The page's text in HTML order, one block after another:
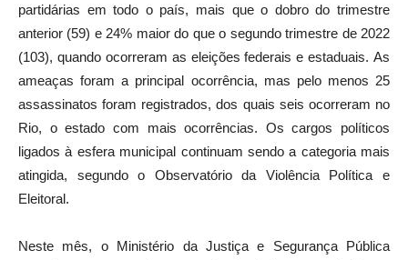
partidárias em todo o país, mais que o dobro do trimestre
anterior (59) e 24% maior do que o segundo trimestre de 2022
(103), quando ocorreram as eleições federais e estaduais. As
ameaças foram a principal ocorrência, mas pelo menos 25
assassinatos foram registrados, dos quais seis ocorreram no
Rio, o estado com mais ocorrências. Os cargos políticos
ligados à esfera municipal continuam sendo a categoria mais
atingida, segundo o Observatório da Violência Política e
Eleitoral.
Neste mês, o Ministério da Justiça e Segurança Pública